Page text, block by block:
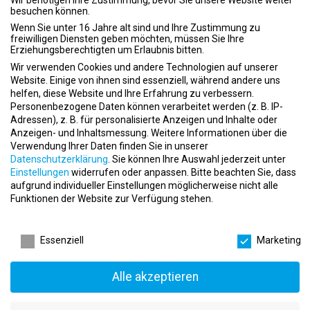
Servicetechniker (m/w/d) – Voll- oder Teilzeit
in Hamburg
event 29.01.2025
apartmentcrosscorpo
placeHamburg
Servicetechniker (m/w/d) – Karrierechance in
event29.01.2025
besuchen können.
Wenn Sie unter 16 Jahre alt sind und Ihre Zustimmung zu
freiwilligen Diensten geben möchten, müssen Sie Ihre
Erziehungsberechtigten um Erlaubnis bitten.
Wir verwenden Cookies und andere Technologien auf unserer
Website. Einige von ihnen sind essenziell, während andere uns
helfen, diese Website und Ihre Erfahrung zu verbessern.
Personenbezogene Daten können verarbeitet werden (z. B. IP-
Adressen), z. B. für personalisierte Anzeigen und Inhalte oder
Anzeigen- und Inhaltsmessung. Weitere Informationen über die
Verwendung Ihrer Daten finden Sie in unserer
Datenschutzerklärung. Sie können Ihre Auswahl jederzeit unter
Einstellungen widerrufen oder anpassen. Bitte beachten Sie, dass
aufgrund individueller Einstellungen möglicherweise nicht alle
Funktionen der Website zur Verfügung stehen.
Essenziell
Marketing
Alle akzeptieren